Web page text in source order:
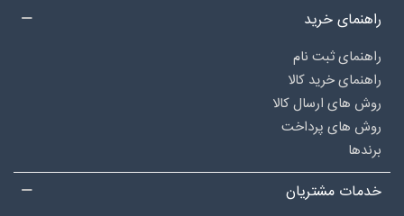
راهنمای خرید
راهنمای ثبت نام
راهنمای خرید کالا
روش های ارسال کالا
روش های پرداخت
برندها
خدمات مشتریان